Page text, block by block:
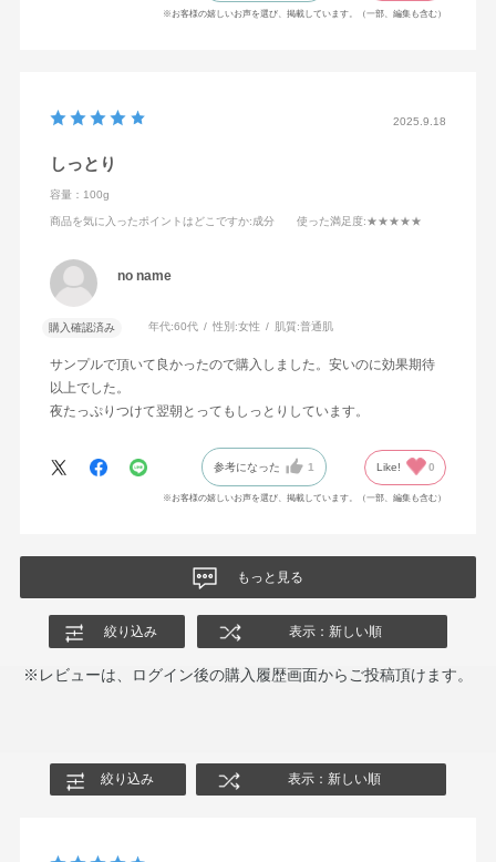
※お客様の嬉しいお声を選び、掲載しています。（一部、編集も含む）
2025.9.18
しっとり
容量：100g
商品を気に入ったポイントはどこですか:成分 使った満足度:★★★★★
no name
購入確認済み 年代:60代 性別:女性 肌質:普通肌
サンプルで頂いて良かったので購入しました。安いのに効果期待
以上でした。
夜たっぷりつけて翌朝とってもしっとりしています。
参考になった 1 Like! 0
※お客様の嬉しいお声を選び、掲載しています。（一部、編集も含む）
もっと見る
絞り込み 表示：新しい順
※レビューは、ログイン後の購入履歴画面からご投稿頂けます。
絞り込み 表示：新しい順